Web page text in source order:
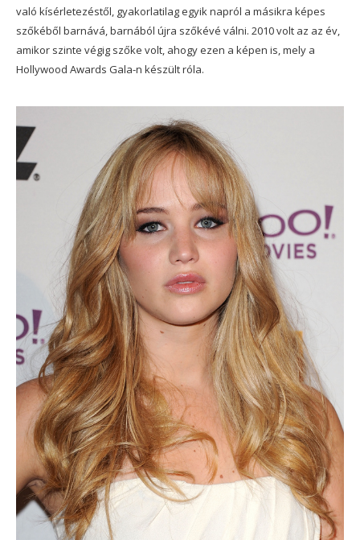
való kísérletezéstől, gyakorlatilag egyik napról a másikra képes
szőkéből barnává, barnából újra szőkévé válni. 2010 volt az az év,
amikor szinte végig szőke volt, ahogy ezen a képen is, mely a
Hollywood Awards Gala-n készült róla.